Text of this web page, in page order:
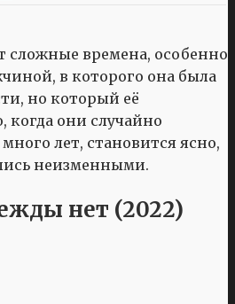
сложные времена, особенно
в которого она была
но который её
когда они случайно
лет, становится ясно,
неизменными.
нет (2022)